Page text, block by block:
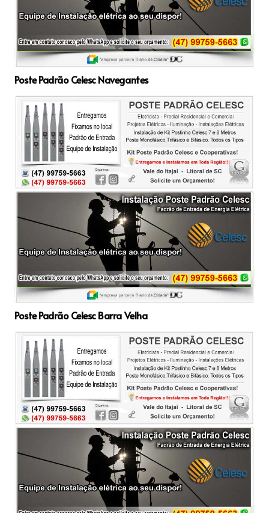
Poste Padrão Celesc Navegantes
Poste Padrão Celesc Barra Velha